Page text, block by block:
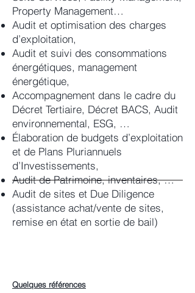
Property Management…
Audit et optimisation des charges
d’exploitation,
Audit et suivi des consommations
énergétiques, management
énergétique,
Accompagnement dans le cadre du
Décret Tertiaire, Décret BACS, Audit
environnemental, ESG, …
Élaboration de budgets d’exploitation
et de Plans Pluriannuels
d’Investissements,
Audit de Patrimoine, inventaires, …
Audit de sites et Due Diligence
(assistance achat/vente de sites,
remise en état en sortie de bail)
Quelques références